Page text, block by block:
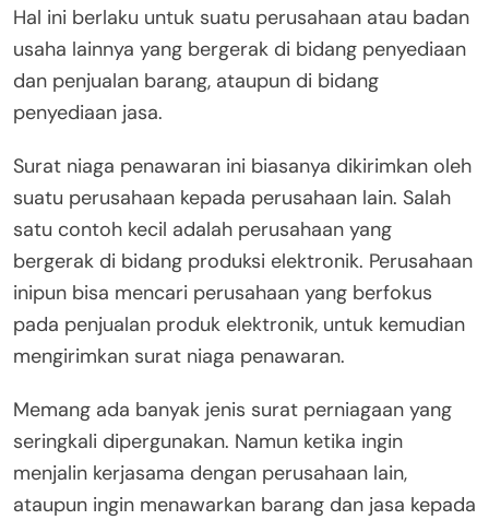
Hal ini berlaku untuk suatu perusahaan atau badan
usaha lainnya yang bergerak di bidang penyediaan
dan penjualan barang, ataupun di bidang
penyediaan jasa.
Surat niaga penawaran ini biasanya dikirimkan oleh
suatu perusahaan kepada perusahaan lain. Salah
satu contoh kecil adalah perusahaan yang
bergerak di bidang produksi elektronik. Perusahaan
inipun bisa mencari perusahaan yang berfokus
pada penjualan produk elektronik, untuk kemudian
mengirimkan surat niaga penawaran.
Memang ada banyak jenis surat perniagaan yang
seringkali dipergunakan. Namun ketika ingin
menjalin kerjasama dengan perusahaan lain,
ataupun ingin menawarkan barang dan jasa kepada